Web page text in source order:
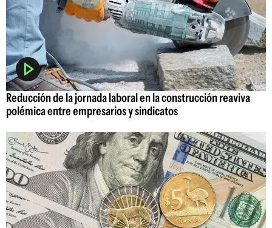
Reducción de la jornada laboral en la construcción reaviva
polémica entre empresarios y sindicatos